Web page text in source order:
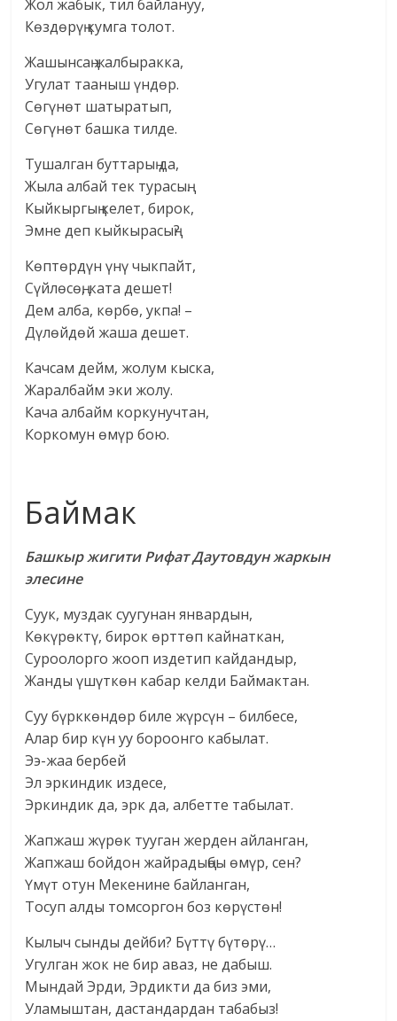
Жол жабык, тил байлануу,
Көздөрүң кумга толот.
Жашынсаң жалбыракка,
Угулат тааныш үндөр.
Сөгүнөт шатыратып,
Сөгүнөт башка тилде.
Тушалган буттарың да,
Жыла албай тек турасың.
Кыйкыргың келет, бирок,
Эмне деп кыйкырасың?
Көптөрдүн үнү чыкпайт,
Сүйлөсөң, ката дешет!
Дем алба, көрбө, укпа! –
Дүлөйдөй жаша дешет.
Качсам дейм, жолум кыска,
Жаралбайм эки жолу.
Кача албайм коркунучтан,
Коркомун өмүр бою.
Баймак
Башкыр жигити Рифат Даутовдун жаркын
элесине
Суук, муздак суугунан январдын,
Көкүрөктү, бирок өрттөп кайнаткан,
Суроолорго жооп издетип кайдандыр,
Жанды үшүткөн кабар келди Баймактан.
Суу бүрккөндөр биле жүрсүн – билбесе,
Алар бир күн уу бороонго кабылат.
Ээ-жаа бербей
Эл эркиндик издесе,
Эркиндик да, эрк да, албетте табылат.
Жапжаш жүрөк тууган жерден айланган,
Жапжаш бойдон жайрадыңбы өмүр, сен?
Үмүт отун Мекенине байланган,
Тосуп алды томсоргон боз көрүстөн!
Кылыч сынды дейби? Бүттү бүтөрү…
Угулган жок не бир аваз, не дабыш.
Мындай Эрди, Эрдикти да биз эми,
Уламыштан, дастандардан табабыз!